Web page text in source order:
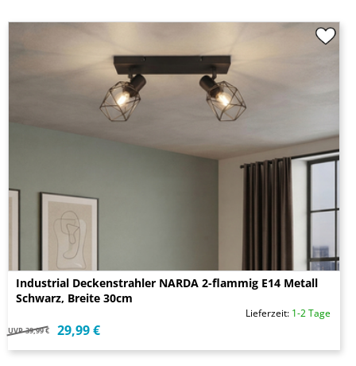
Industrial Deckenstrahler NARDA 2-flammig E14 Metall
Schwarz, Breite 30cm
Lieferzeit: 1-2 Tage
UVP 39,99 € 29,99 €